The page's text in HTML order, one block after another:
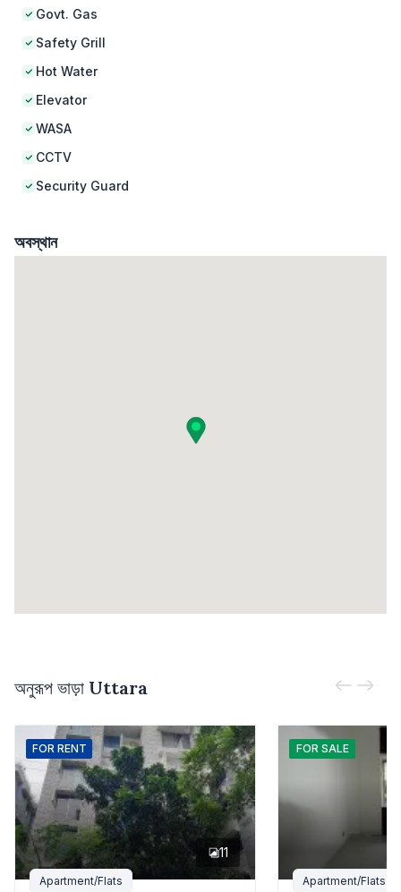
Govt. Gas
Safety Grill
Hot Water
Elevator
WASA
CCTV
Security Guard
অবস্থান
অনুরূপ ভাড়া Uttara
FOR RENT
11
Apartment/Flats
FOR SALE
Apartment/Flats